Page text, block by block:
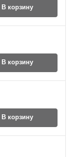
В корзину
В корзину
В корзину